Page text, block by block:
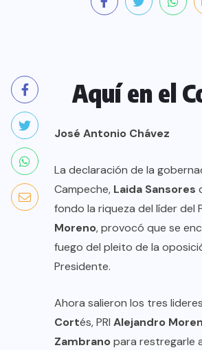
Aquí en el
José Antonio Chávez
La declaración de la
Campeche, Laida Sansores
fondo la riqueza del líder del
Moreno, provocó que se
fuego del pleito de la
Presidente.
Ahora salieron los tres
Cortés, PRI Alejandro
Zambranopara restregarle